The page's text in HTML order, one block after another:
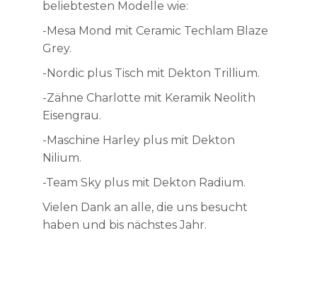
beliebtesten Modelle wie:
-Mesa Mond mit Ceramic Techlam Blaze
Grey.
-Nordic plus Tisch mit Dekton Trillium.
-Zähne Charlotte mit Keramik Neolith
Eisengrau.
-Maschine Harley plus mit Dekton
Nilium.
-Team Sky plus mit Dekton Radium.
Vielen Dank an alle, die uns besucht
haben und bis nächstes Jahr.